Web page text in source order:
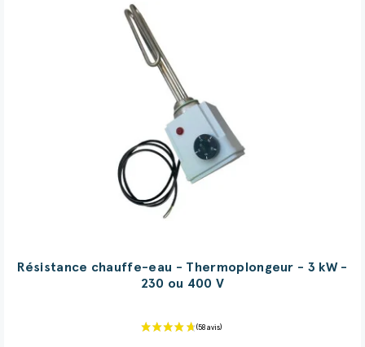
Résistance chauffe-eau - Thermoplongeur - 3 kW -
230 ou 400 V